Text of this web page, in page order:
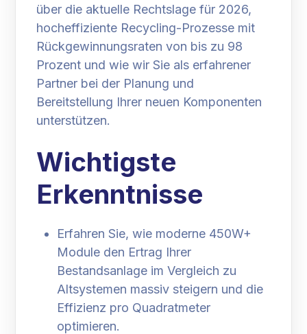
über die aktuelle Rechtslage für 2026,
hocheffiziente Recycling-Prozesse mit
Rückgewinnungsraten von bis zu 98
Prozent und wie wir Sie als erfahrener
Partner bei der Planung und
Bereitstellung Ihrer neuen Komponenten
unterstützen.
Wichtigste
Erkenntnisse
Erfahren Sie, wie moderne 450W+
Module den Ertrag Ihrer
Bestandsanlage im Vergleich zu
Altsystemen massiv steigern und die
Effizienz pro Quadratmeter
optimieren.